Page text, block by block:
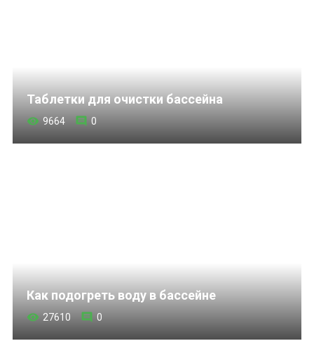
Таблетки для очистки бассейна
9664 0
Как подогреть воду в бассейне
27610 0